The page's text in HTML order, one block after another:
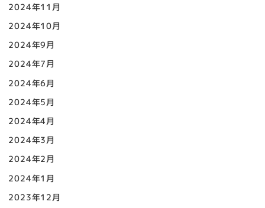
2024年11月
2024年10月
2024年9月
2024年7月
2024年6月
2024年5月
2024年4月
2024年3月
2024年2月
2024年1月
2023年12月